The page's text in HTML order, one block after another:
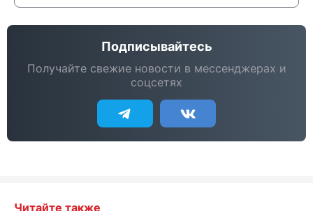
Подписывайтесь
Получайте свежие новости в мессенджерах и
соцсетях
Читайте также